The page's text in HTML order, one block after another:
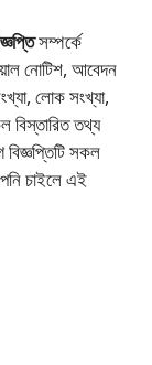
সম্পর্কে
নোটিশ, আবেদন
লোক সংখ্যা,
বিস্তারিত তথ্য
বিজ্ঞপ্তিটি সকল
চাইলে এই